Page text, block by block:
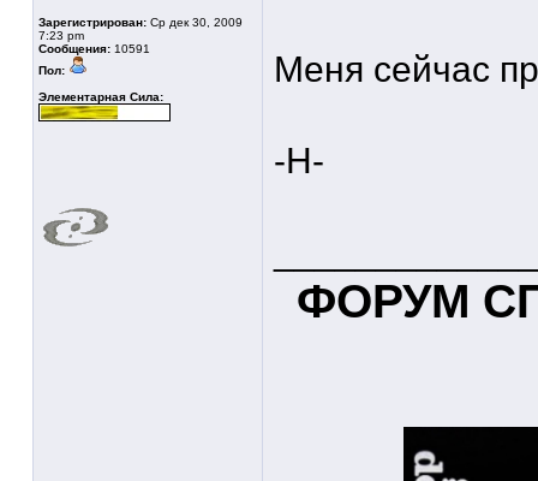
Зарегистрирован: Ср дек 30, 2009
7:23 pm
Сообщения: 10591
Пол:
Элементарная Сила:
Меня сейчас
-Н-
ФОРУМ